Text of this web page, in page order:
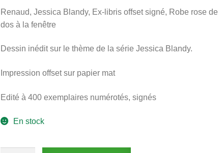
Renaud, Jessica Blandy, Ex-libris offset signé, Robe rose de
dos à la fenêtre
Dessin inédit sur le thème de la série Jessica Blandy.
Impression offset sur papier mat
Edité à 400 exemplaires numérotés, signés
En stock